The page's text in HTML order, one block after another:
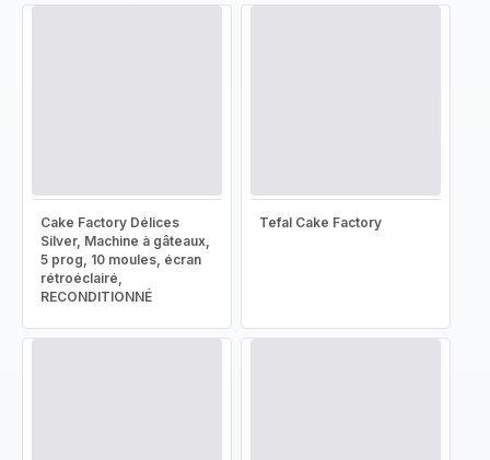
Cake Factory Délices
Silver, Machine à gâteaux,
5 prog, 10 moules, écran
rétroéclairé,
RECONDITIONNÉ
Tefal Cake Factory